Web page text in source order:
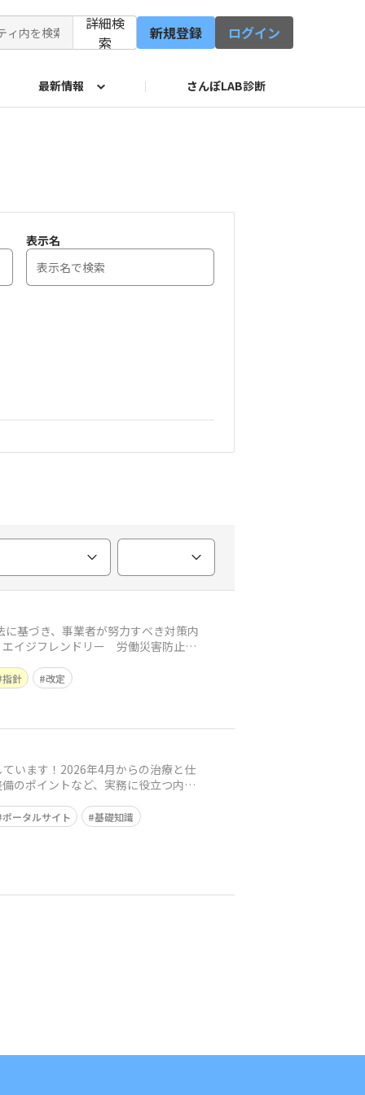
詳細検
索
新規登録 ログイン
最新情報 さんぽLAB診断
表示名
基づき、事業者が努力すべき対策内
イジフレンドリー 労働災害防止対
指針 改定
います！2026年4月からの治療と仕
のポイントなど、実務に役立つ内容
ポータルサイト 基礎知識